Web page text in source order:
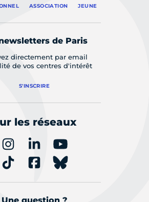
ASSOCIATION JEUNE
de Paris
directement par email
de vos centres d'intérêt
S'INSCRIRE
les réseaux